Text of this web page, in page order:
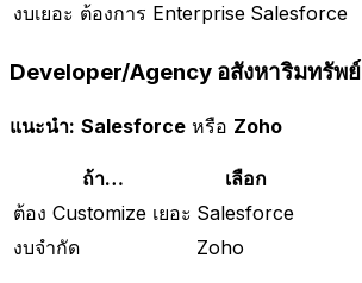
งบเยอะ ต้องการ Enterprise Salesforce
Developer/Agency อสังหาริมทรัพย์
แนะนำ: Salesforce หรือ Zoho
ถ้า…
เลือก
ต้อง Customize เยอะ Salesforce
งบจำกัด
Zoho